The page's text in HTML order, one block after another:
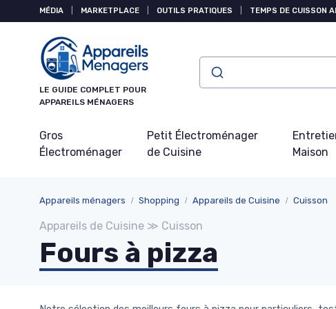
MÉDIA MARKETPLACE OUTILS PRATIQUES TEMPS DE CUISSON
LE GUIDE COMPLET POUR
APPAREILS MÉNAGERS
Gros
Électroménager
Petit Électroménager
de Cuisine
Maison
Appareils ménagers Shopping Appareils de Cuisine Cuisson
Appareils de Cuisine ≫ Cuisson
Fours à pizza
Panneau de gestion des cookies